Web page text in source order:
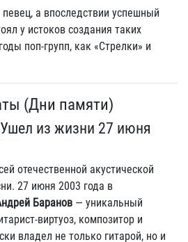
певец, а впоследствии успешный
у истоков создания таких
поп-групп, как «Стрелки» и
(Дни памяти)
из жизни 27 июня
отечественной акустической
27 июня 2003 года в
Баранов — уникальный
виртуоз, композитор и
владел не только гитарой, но и